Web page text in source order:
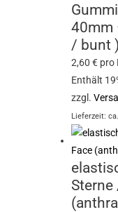
40mm
/ bunt )
2,60€ pro
Enthält
zzgl.
Lieferzeit:
Sterne